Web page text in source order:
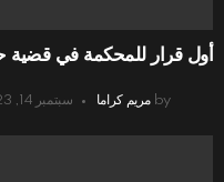
أول قرار للمحكمة في قضية
by مريم كراما سبتمبر 14, 2023, 7:15 م